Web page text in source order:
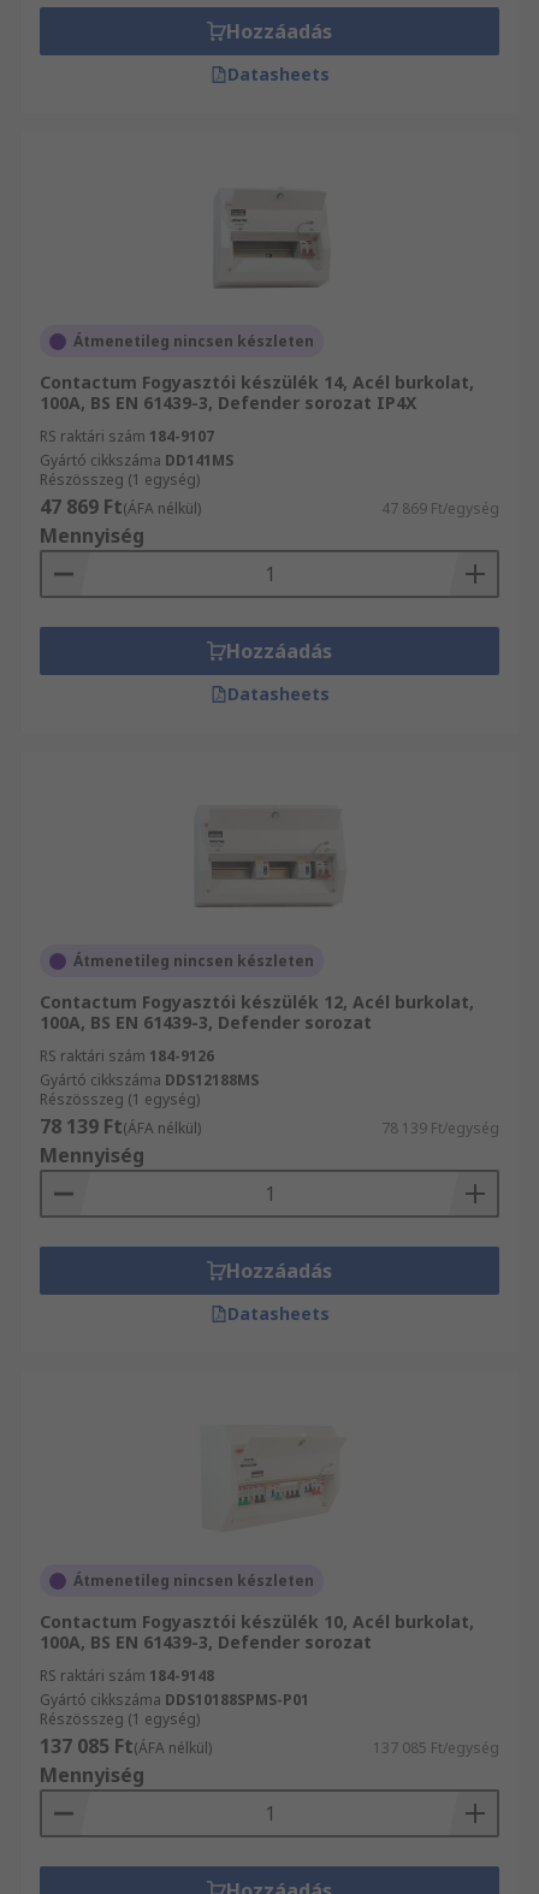
Hozzáadás
Datasheets
Átmenetileg nincsen készleten
Contactum Fogyasztói készülék 14, Acél burkolat,
100A, BS EN 61439-3, Defender sorozat IP4X
RS raktári szám 184-9107
Gyártó cikkszáma DD141MS
Részösszeg (1 egység)
47 869 Ft(ÁFA nélkül) 47 869 Ft/egység
Mennyiség
Hozzáadás
Datasheets
Átmenetileg nincsen készleten
Contactum Fogyasztói készülék 12, Acél burkolat,
100A, BS EN 61439-3, Defender sorozat
RS raktári szám 184-9126
Gyártó cikkszáma DDS12188MS
Részösszeg (1 egység)
78 139 Ft(ÁFA nélkül) 78 139 Ft/egység
Mennyiség
Hozzáadás
Datasheets
Átmenetileg nincsen készleten
Contactum Fogyasztói készülék 10, Acél burkolat,
100A, BS EN 61439-3, Defender sorozat
RS raktári szám 184-9148
Gyártó cikkszáma DDS10188SPMS-P01
Részösszeg (1 egység)
137 085 Ft(ÁFA nélkül) 137 085 Ft/egység
Mennyiség